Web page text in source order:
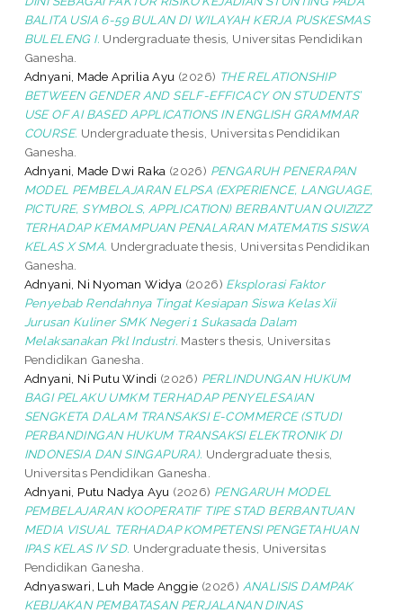
BALITA USIA 6-59 BULAN DI WILAYAH KERJA PUSKESMAS
BULELENG I. Undergraduate thesis, Universitas Pendidikan
Ganesha.
Adnyani, Made Aprilia Ayu (2026) THE RELATIONSHIP
BETWEEN GENDER AND SELF-EFFICACY ON STUDENTS’
USE OF AI BASED APPLICATIONS IN ENGLISH GRAMMAR
COURSE. Undergraduate thesis, Universitas Pendidikan
Ganesha.
Adnyani, Made Dwi Raka (2026) PENGARUH PENERAPAN
MODEL PEMBELAJARAN ELPSA (EXPERIENCE, LANGUAGE,
PICTURE, SYMBOLS, APPLICATION) BERBANTUAN QUIZIZZ
TERHADAP KEMAMPUAN PENALARAN MATEMATIS SISWA
KELAS X SMA. Undergraduate thesis, Universitas Pendidikan
Ganesha.
Adnyani, Ni Nyoman Widya (2026) Eksplorasi Faktor
Penyebab Rendahnya Tingat Kesiapan Siswa Kelas Xii
Jurusan Kuliner SMK Negeri 1 Sukasada Dalam
Melaksanakan Pkl Industri. Masters thesis, Universitas
Pendidikan Ganesha.
Adnyani, Ni Putu Windi (2026) PERLINDUNGAN HUKUM
BAGI PELAKU UMKM TERHADAP PENYELESAIAN
SENGKETA DALAM TRANSAKSI E-COMMERCE (STUDI
PERBANDINGAN HUKUM TRANSAKSI ELEKTRONIK DI
INDONESIA DAN SINGAPURA). Undergraduate thesis,
Universitas Pendidikan Ganesha.
Adnyani, Putu Nadya Ayu (2026) PENGARUH MODEL
PEMBELAJARAN KOOPERATIF TIPE STAD BERBANTUAN
MEDIA VISUAL TERHADAP KOMPETENSI PENGETAHUAN
IPAS KELAS IV SD. Undergraduate thesis, Universitas
Pendidikan Ganesha.
Adnyaswari, Luh Made Anggie (2026) ANALISIS DAMPAK
KEBIJAKAN PEMBATASAN PERJALANAN DINAS